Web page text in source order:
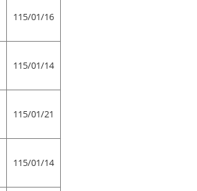
115/01/16
115/01/14
115/01/21
115/01/14